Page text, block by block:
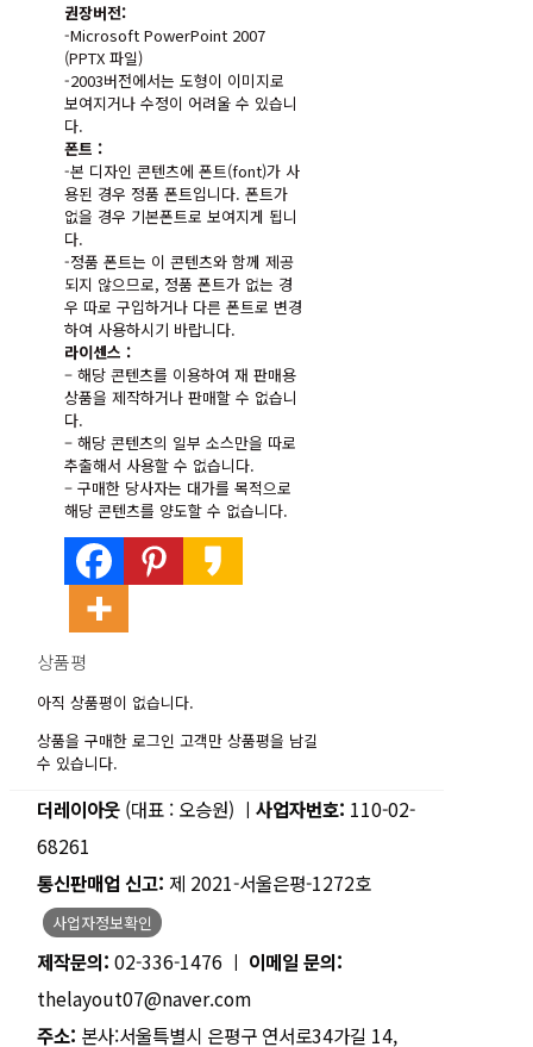
권장버전:
-Microsoft PowerPoint 2007
(PPTX 파일)
-2003버전에서는 도형이 이미지로
보여지거나 수정이 어려울 수 있습니
다.
폰트 :
-본 디자인 콘텐츠에 폰트(font)가 사
용된 경우 정품 폰트입니다. 폰트가
없을 경우 기본폰트로 보여지게 됩니
다.
-정품 폰트는 이 콘텐츠와 함께 제공
되지 않으므로, 정품 폰트가 없는 경
우 따로 구입하거나 다른 폰트로 변경
하여 사용하시기 바랍니다.
라이센스 :
– 해당 콘텐츠를 이용하여 재 판매용
상품을 제작하거나 판매할 수 없습니
다.
– 해당 콘텐츠의 일부 소스만을 따로
추출해서 사용할 수 없습니다.
– 구매한 당사자는 대가를 목적으로
해당 콘텐츠를 양도할 수 없습니다.
상품평
아직 상품평이 없습니다.
상품을 구매한 로그인 고객만 상품평을 남길
수 있습니다.
더레이아웃 (대표 : 오승원) ㅣ 사업자번호: 110-02-
68261
통신판매업 신고: 제 2021-서울은평-1272호
사업자정보확인
제작문의: 02-336-1476 ㅣ 이메일 문의:
thelayout07@naver.com
주소: 본사:서울특별시 은평구 연서로34가길 14,